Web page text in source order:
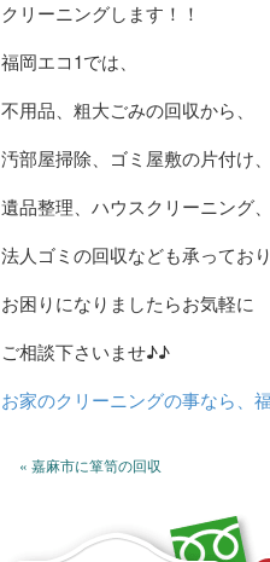
クリーニングします！！
福岡エコ1では、
不用品、粗大ごみの回収から、
汚部屋掃除、ゴミ屋敷の片付け、
遺品整理、ハウスクリーニング、
法人ゴミの回収なども承ってお
お困りになりましたらお気軽に
ご相談下さいませ♪♪
お家のクリーニングの事なら、
« 嘉麻市に箪笥の回収